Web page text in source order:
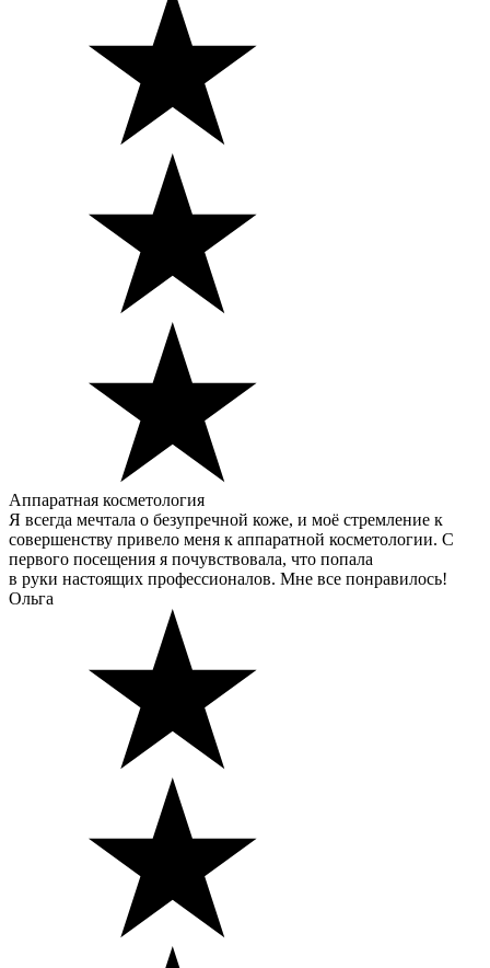
Аппаратная косметология
Я всегда мечтала о безупречной коже, и моё стремление к
совершенству привело меня к аппаратной косметологии. С
первого посещения я почувствовала, что попала
в руки настоящих профессионалов. Мне все понравилось!
Ольга